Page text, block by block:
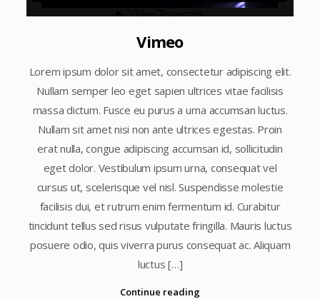
Vimeo
Lorem ipsum dolor sit amet, consectetur adipiscing elit.
Nullam semper leo eget sapien ultrices vitae facilisis
massa dictum. Fusce eu purus a urna accumsan luctus.
Nullam sit amet nisi non ante ultrices egestas. Proin
erat nulla, congue adipiscing accumsan id, sollicitudin
eget dolor. Vestibulum ipsum urna, consequat vel
cursus ut, scelerisque vel nisl. Suspendisse molestie
facilisis dui, et rutrum enim fermentum id. Curabitur
tincidunt tellus sed risus vulputate fringilla. Mauris luctus
posuere odio, quis viverra purus consequat ac. Aliquam
luctus […]
Continue reading